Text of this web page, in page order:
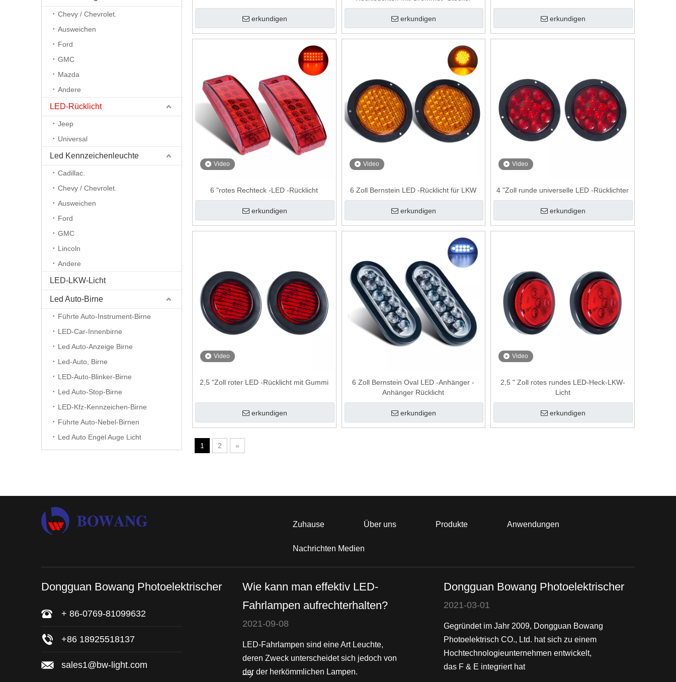
Chevy / Chevrolet.
Ausweichen
Ford
GMC
Mazda
Andere
LED-Rücklicht
Jeep
Universal
Led Kennzeichenleuchte
Cadillac.
Chevy / Chevrolet.
Ausweichen
Ford
GMC
Lincoln
Andere
LED-LKW-Licht
Led Auto-Birne
Führte Auto-Instrument-Birne
LED-Car-Innenbirne
Led Auto-Anzeige Birne
Led-Auto, Birne
LED-Auto-Blinker-Birne
Led Auto-Stop-Birne
LED-Kfz-Kennzeichen-Birne
Führte Auto-Nebel-Birnen
Led Auto Engel Auge Licht
erkundigen erkundigen erkundigen
Video
6 "rotes Rechteck -LED -Rücklicht
erkundigen
Video
6 Zoll Bernstein LED -Rücklicht für LKW
erkundigen
Video
4 "Zoll runde universelle LED -Rücklichter
erkundigen
Video
2,5 "Zoll roter LED -Rücklicht mit Gummi
erkundigen
6 Zoll Bernstein Oval LED -Anhänger -
Anhänger Rücklicht
erkundigen
Video
2,5 " Zoll rotes rundes LED-Heck-LKW-
Licht
erkundigen
1 2 »
Zuhause Über uns Produkte Anwendungen
Nachrichten Medien
Dongguan Bowang Photoelektrischer
+ 86-0769-81099632
+86 18925518137
sales1@bw-light.com
Wie kann man effektiv LED-
Fahrlampen aufrechterhalten?
2021-09-08
LED-Fahrlampen sind eine Art Leuchte,
deren Zweck unterscheidet sich jedoch von
der der herkömmlichen Lampen.
Dongguan Bowang Photoelektrischer
2021-03-01
Gegründet im Jahr 2009, Dongguan Bowang
Photoelektrisch CO., Ltd. hat sich zu einem
Hochtechnologieunternehmen entwickelt,
das F & E integriert hat